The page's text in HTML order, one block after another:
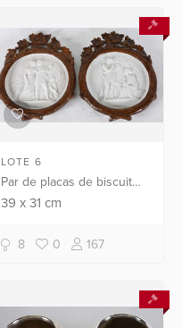
LOTE 6
Par de placas de biscuit
Europeu com cenas
madeira trabalhada.( um
39 x31 cm
8 0 167